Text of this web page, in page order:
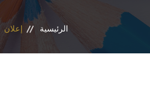
الرئيسية إعلان